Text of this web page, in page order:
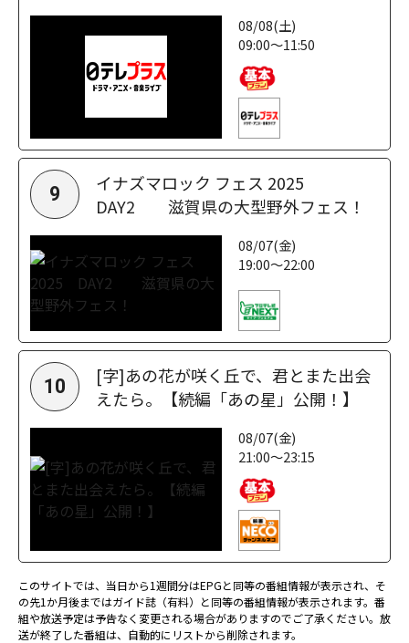
08/08(土)
09:00～11:50
9
イナズマロック フェス 2025
DAY2 滋賀県の大型野外フェス！
08/07(金)
19:00～22:00
10
[字]あの花が咲く丘で、君とまた出会
えたら。【続編「あの星」公開！】
08/07(金)
21:00～23:15
このサイトでは、当日から1週間分はEPGと同等の番組情報が表示され、そ
の先1か月後まではガイド誌（有料）と同等の番組情報が表示されます。番
組や放送予定は予告なく変更される場合がありますのでご了承ください。放
送が終了した番組は、自動的にリストから削除されます。